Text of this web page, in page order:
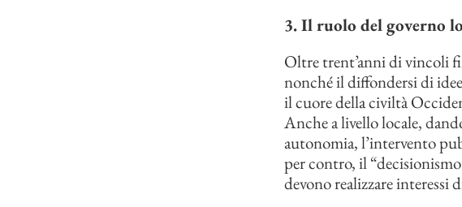
3. Il ruolo del governo
Oltre trent’anni di vincoli
nonché il diffondersi di
il cuore della civiltà
Anche a livello locale,
autonomia, l’intervento
per contro, il
devono realizzare interessi